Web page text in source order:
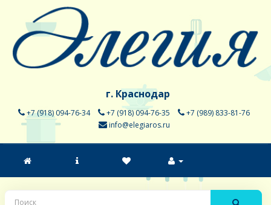
г. Краснодар
+7 (918) 094-76-34 +7 (918) 094-76-35
+7 (989) 833-81-76
info@elegiaros.ru